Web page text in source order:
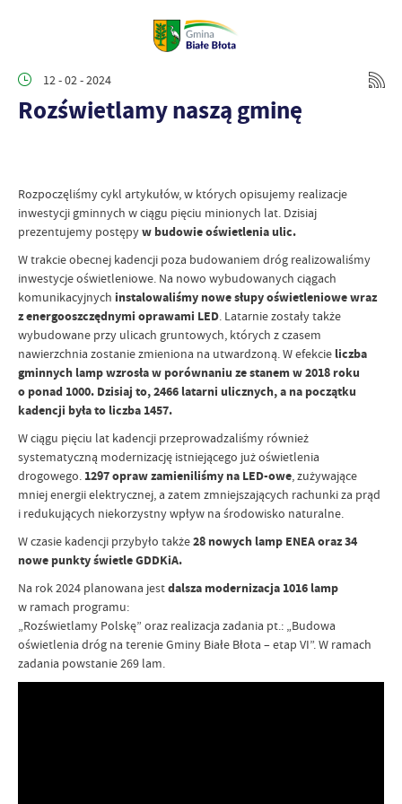
12 - 02 - 2024
Rozświetlamy naszą gminę
Rozpoczęliśmy cykl artykułów, w których opisujemy realizacje
inwestycji gminnych w ciągu pięciu minionych lat. Dzisiaj
prezentujemy postępyw budowie oświetlenia ulic.
W trakcie obecnej kadencji poza budowaniem dróg realizowaliśmy
inwestycje oświetleniowe. Na nowo wybudowanych ciągach
komunikacyjnych instalowaliśmy nowe słupy oświetleniowe wraz
z energooszczędnymi oprawami LED. Latarnie zostały także
wybudowane przy ulicach gruntowych, których z czasem
nawierzchnia zostanie zmieniona na utwardzoną. W efekcie liczba
gminnych lamp wzrosła w porównaniu ze stanem w 2018 roku
o ponad 1000. Dzisiaj to, 2466 latarni ulicznych, a na początku
kadencji była to liczba 1457.
W ciągu pięciu lat kadencji przeprowadzaliśmy również
systematyczną modernizację istniejącego już oświetlenia
drogowego. 1297 opraw zamieniliśmy na LED-owe, zużywające
mniej energii elektrycznej, a zatem zmniejszających rachunki za prąd
i redukujących niekorzystny wpływ na środowisko naturalne.
W czasie kadencji przybyło także28 nowych lamp ENEA oraz 34
nowe punkty świetle GDDKiA.
Na rok 2024 planowana jestdalsza modernizacja 1016 lamp
w ramach programu:
„Rozświetlamy Polskę” oraz realizacja zadania pt.: „Budowa
oświetlenia dróg na terenie Gminy Białe Błota – etap VI”. W ramach
zadania powstanie 269 lam.